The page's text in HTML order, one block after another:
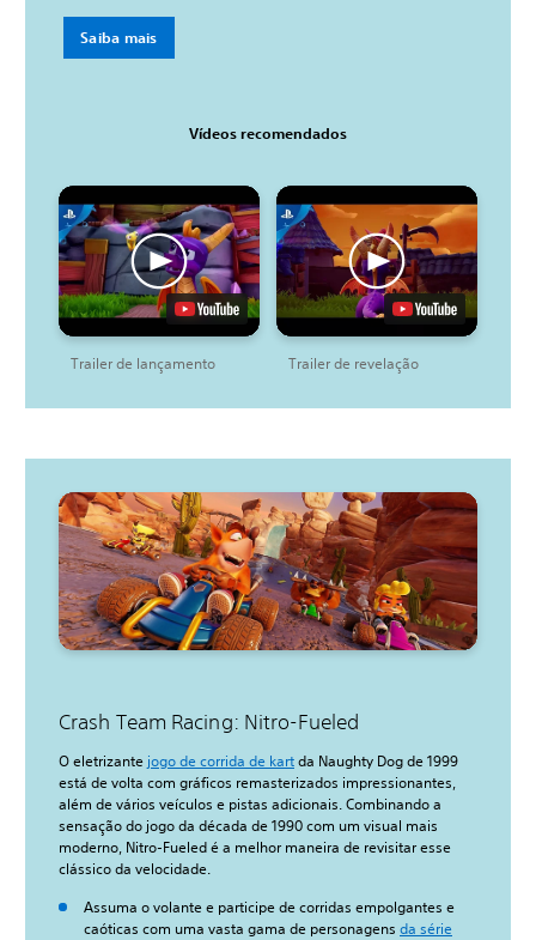
Saiba mais
Vídeos recomendados
Trailer de lançamento Trailer de revelação
Crash Team Racing: Nitro-Fueled
O eletrizante jogo de corrida de kartda Naughty Dog de 1999
está de volta com gráficos remasterizados impressionantes,
além de vários veículos e pistas adicionais. Combinando a
sensação do jogo da década de 1990 com um visual mais
moderno, Nitro-Fueled é a melhor maneira de revisitar esse
clássico da velocidade.
Assuma o volante e participe de corridas empolgantes e
caóticas com uma vasta gama de personagens da série